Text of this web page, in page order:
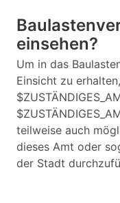
einsehen?
Um in das
Einsicht zu
teilweise auch
dieses Amt oder
der Stadt